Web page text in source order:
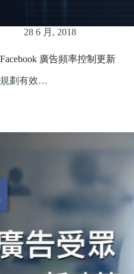
28 6 月, 2018
Facebook 廣告頻率控制更新
規劃有效…